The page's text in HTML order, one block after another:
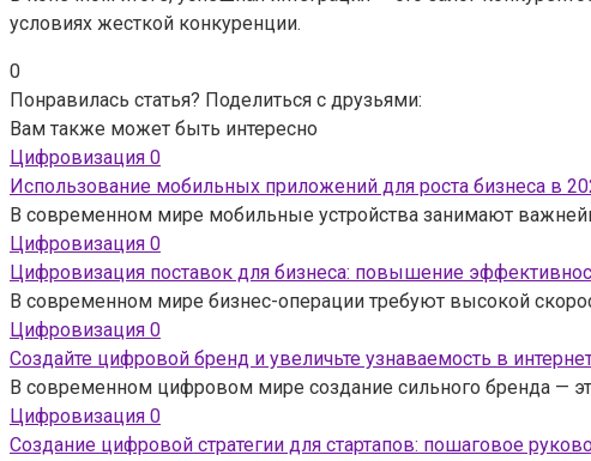
условиях жесткой конкуренции.
0
Понравилась статья? Поделиться с друзьями:
Вам также может быть интересно
Цифровизация 0
Использование мобильных приложений для роста бизнеса в
В современном мире мобильные устройства занимают
Цифровизация 0
Цифровизация поставок для бизнеса: повышение
В современном мире бизнес-операции требуют высокой
Цифровизация 0
Создайте цифровой бренд и увеличьте узнаваемость в
В современном цифровом мире создание сильного бренда —
Цифровизация 0
Создание цифровой стратегии для стартапов: пошаговое